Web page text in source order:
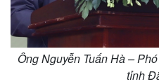
Ông Nguyễn Tuấn Hà –
tỉnh